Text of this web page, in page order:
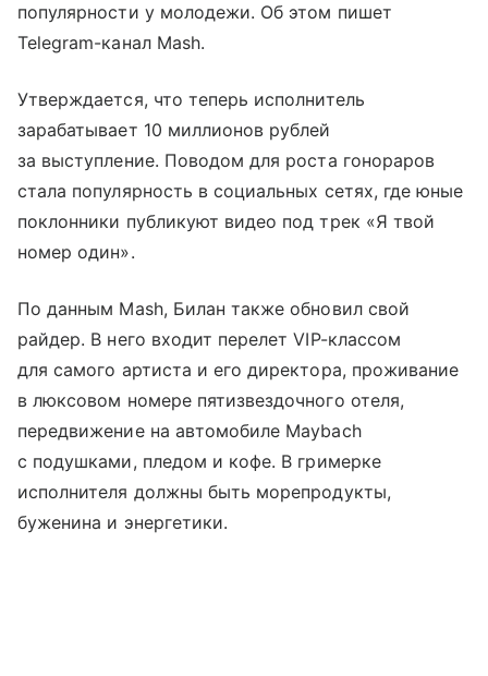
популярности у молодежи. Об этом пишет
Telegram-канал Mash.
Утверждается, что теперь исполнитель
зарабатывает 10 миллионов рублей
за выступление. Поводом для роста гонораров
стала популярность в социальных сетях, где юные
поклонники публикуют видео под трек «Я твой
номер один».
По данным Mash, Билан также обновил свой
райдер. В него входит перелет VIP-классом
для самого артиста и его директора, проживание
в люксовом номере пятизвездочного отеля,
передвижение на автомобиле Maybach
с подушками, пледом и кофе. В гримерке
исполнителя должны быть морепродукты,
буженина и энергетики.